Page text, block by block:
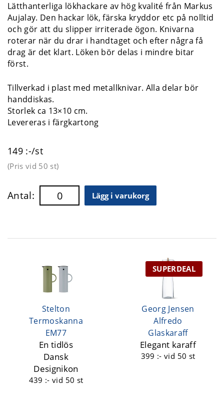
Lätthanterliga lökhackare av hög kvalité från Markus
Aujalay. Den hackar lök, färska kryddor etc på nolltid
och gör att du slipper irriterade ögon. Knivarna
roterar när du drar i handtaget och efter några få
drag är det klart. Löken bör delas i mindre bitar
först.
Tillverkad i plast med metallknivar. Alla delar bör
handdiskas.
Storlek ca 13×10 cm.
Levereras i färgkartong
149 :-/st
(Pris vid 50 st)
Antal: Lägg i varukorg
Stelton
Termoskanna
EM77
En tidlös
Dansk
Designikon
439 :-vid 50 st
SUPERDEAL
Georg Jensen
Alfredo
Glaskaraff
Elegant karaff
399 :-vid 50 st